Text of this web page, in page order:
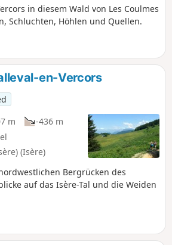
in diesem Wald von Les Coulmes
Schluchten, Höhlen und Quellen.
en-Vercors
m
-436 m
(Isère)
Bergrücken des
auf das Isère-Tal und die Weiden